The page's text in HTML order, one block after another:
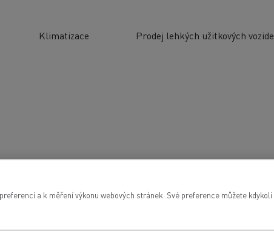
Klimatizace Prodej lehkých užitkových
a k měření výkonu webových stránek. Své preference můžete